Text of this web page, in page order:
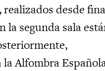
desde
la segunda sala
Alfombra